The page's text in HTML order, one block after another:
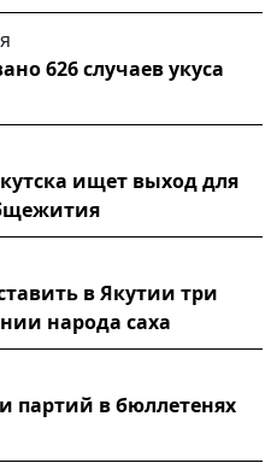
626 случаев укуса
ищет выход для
в Якутии три
народа саха
партий в бюллетенях